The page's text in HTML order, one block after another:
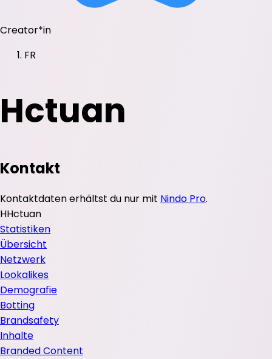
Creator*in
FR
Hctuan
Kontakt
Kontaktdaten erhältst du nur mit Nindo Pro.
HHctuan
Statistiken
Übersicht
Netzwerk
Lookalikes
Demografie
Botting
Brandsafety
Inhalte
Branded Content